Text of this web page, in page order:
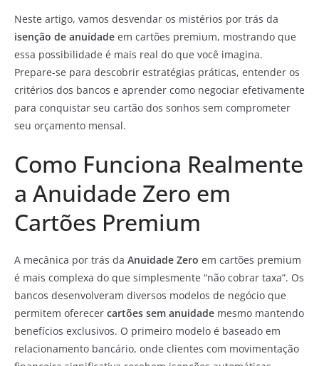
Neste artigo, vamos desvendar os mistérios por trás da
isenção de anuidade em cartões premium, mostrando que
essa possibilidade é mais real do que você imagina.
Prepare-se para descobrir estratégias práticas, entender os
critérios dos bancos e aprender como negociar efetivamente
para conquistar seu cartão dos sonhos sem comprometer
seu orçamento mensal.
Como Funciona Realmente
a Anuidade Zero em
Cartões Premium
A mecânica por trás da Anuidade Zero em cartões premium
é mais complexa do que simplesmente “não cobrar taxa”. Os
bancos desenvolveram diversos modelos de negócio que
permitem oferecer cartões sem anuidade mesmo mantendo
benefícios exclusivos. O primeiro modelo é baseado em
relacionamento bancário, onde clientes com movimentação